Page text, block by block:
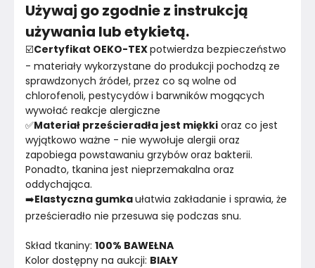
Używaj go zgodnie z instrukcją
używania lub etykietą.
☑️Certyfikat OEKO-TEX potwierdza bezpieczeństwo
- materiały wykorzystane do produkcji pochodzą ze
sprawdzonych źródeł, przez co są wolne od
chlorofenoli, pestycydów i barwników mogących
wywołać reakcje alergiczne
✅Materiał prześcieradła jest miękki oraz co jest
wyjątkowo ważne - nie wywołuje alergii oraz
zapobiega powstawaniu grzybów oraz bakterii.
Ponadto, tkanina jest nieprzemakalna oraz
oddychająca.
➡️Elastyczna gumka ułatwia zakładanie i sprawia, że
prześcieradło nie przesuwa się podczas snu.
Skład tkaniny: 100% BAWEŁNA
Kolor dostępny na aukcji: BIAŁY